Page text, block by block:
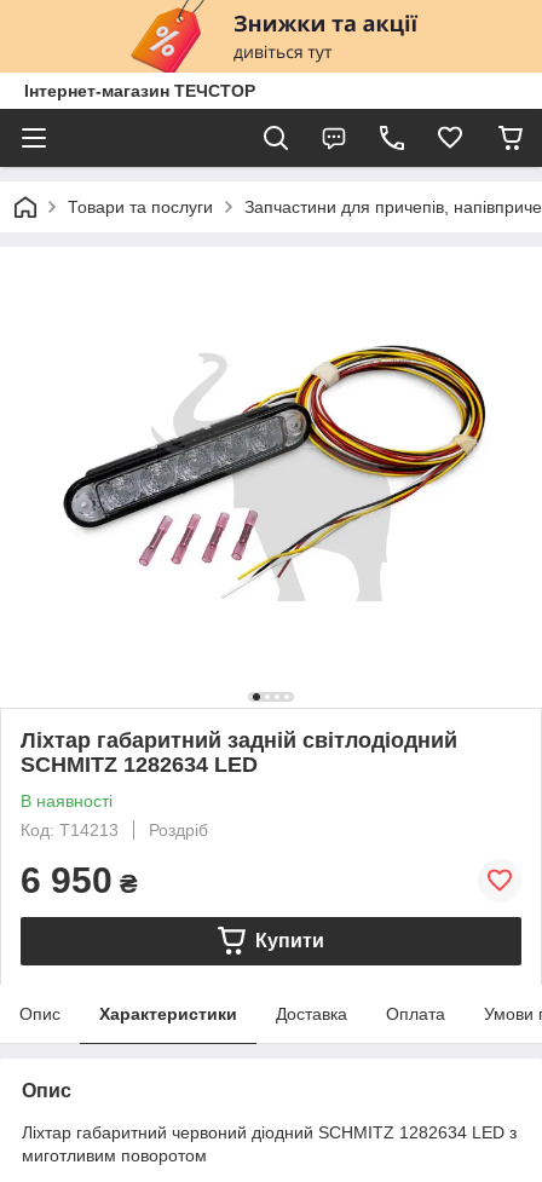
Інтернет-магазин ТЕЧСТОР
Товари та послуги Запчастини для причепів,
Ліхтар габаритний задній світлодіодний
SCHMITZ 1282634 LED
В наявності
Код: T14213
Роздріб
6 950 ₴
Купити
Опис Характеристики Доставка Оплата Умови
Опис
Ліхтар габаритний червоний діодний SCHMITZ 1282634 LED з
миготливим поворотом